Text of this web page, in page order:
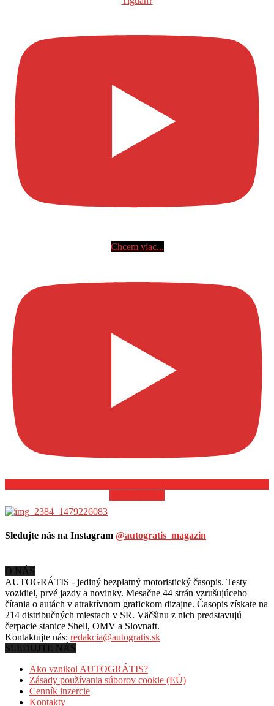
Chcem viac...
Sledujte nás na Instagram @autogratis_magazin
O NÁS
AUTOGRÁTIS - jediný bezplatný motoristický časopis. Testy
vozidiel, prvé jazdy a novinky. Mesačne 44 strán vzrušujúceho
čítania o autách v atraktívnom grafickom dizajne. Časopis získate na
214 distribučných miestach v SR. Väčšinu z nich predstavujú
čerpacie stanice Shell, OMV a Slovnaft.
Kontaktujte nás: redakcia@autogratis.sk
SLEDUJTE NÁS
Ako vznikol AUTOGRÁTIS?
Zásady používania súborov cookie (EÚ)
Cenník inzercie
Kontakty